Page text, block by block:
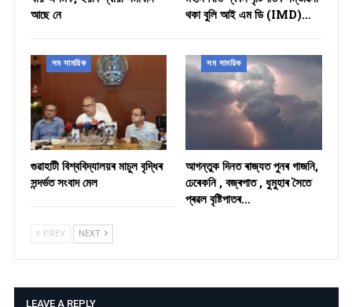
আছে নে
থকা বুলি আই এম ডি (IMD)…
সম সাময়িক
গুৱাহাটী বিশ্ববিদ্যালয়ৰ মাচুল বৃদ্ধিৰ
সন্দৰ্ভত সংবাদ মেল
সম সাময়িক
আগন্তুক দিনত ৰাজ্যত পুনৰ গাজনি,
ঢেৰেকনি , বজ্ৰপাত , ধুমুহাৰ সৈতে
প্ৰৱল বৃষ্টিপাতৰ…
PREV NEXT
LEAVE A REPLY